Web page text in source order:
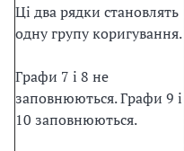
Ці два рядки становлять
одну групу коригування.
Графи 7 і 8 не
заповнюються. Графи 9 і
10 заповнюються.